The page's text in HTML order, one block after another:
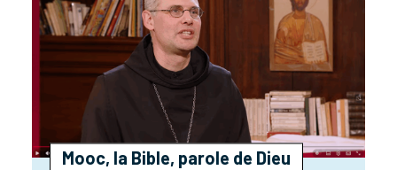
Mooc, la Bible, parole de Dieu